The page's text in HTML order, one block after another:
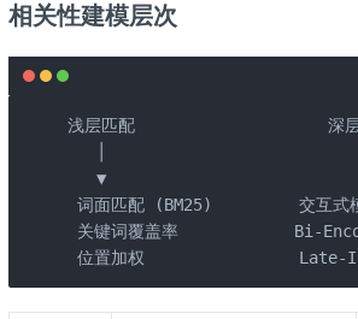
相关性建模层次
浅层匹配                    深层
▼
词面匹配 (BM25)         交互式
关键词覆盖率            Bi-
位置加权                Late-